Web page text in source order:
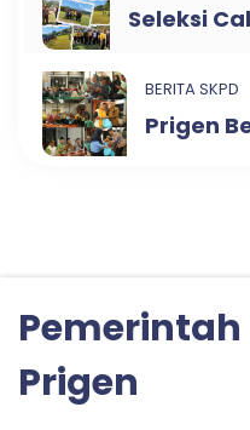
Seleksi
BERITA SKPD
Prigen
Prigen